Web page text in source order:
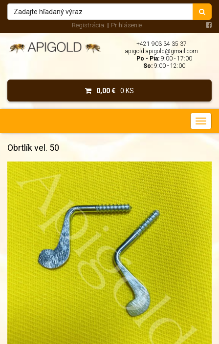
Registrácia Prihlásenie
+421 903 34 35 37
apigold.apigold@gmail.com
Po - Pia: 9:00 - 17:00
So: 9:00 - 12:00
0,00 € 0 KS
Obrtlík vel. 50